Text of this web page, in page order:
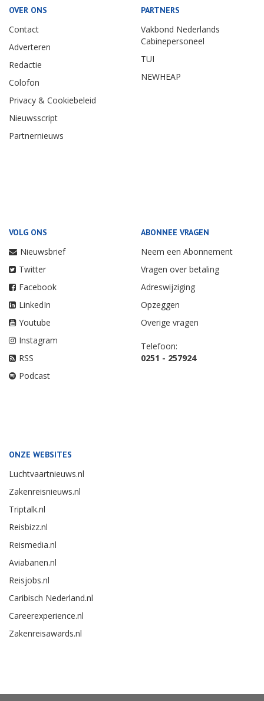
OVER ONS
Contact
Adverteren
Redactie
Colofon
Privacy & Cookiebeleid
Nieuwsscript
Partnernieuws
PARTNERS
Vakbond Nederlands
Cabinepersoneel
TUI
NEWHEAP
VOLG ONS
Nieuwsbrief
Twitter
Facebook
LinkedIn
Youtube
Instagram
RSS
Podcast
ABONNEE VRAGEN
Neem een Abonnement
Vragen over betaling
Adreswijziging
Opzeggen
Overige vragen
Telefoon:
0251 - 257924
ONZE WEBSITES
Luchtvaartnieuws.nl
Zakenreisnieuws.nl
Triptalk.nl
Reisbizz.nl
Reismedia.nl
Aviabanen.nl
Reisjobs.nl
Caribisch Nederland.nl
Careerexperience.nl
Zakenreisawards.nl